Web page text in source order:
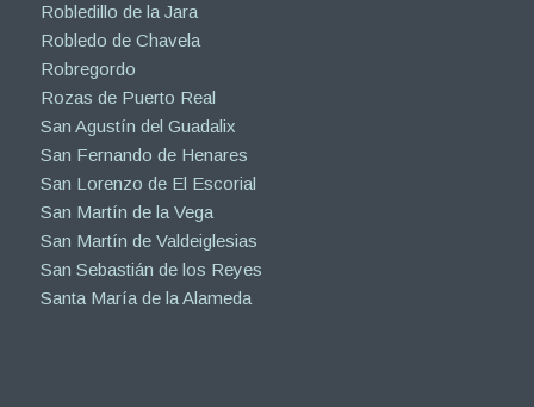
Robledillo de la Jara
Robledo de Chavela
Robregordo
Rozas de Puerto Real
San Agustín del Guadalix
San Fernando de Henares
San Lorenzo de El Escorial
San Martín de la Vega
San Martín de Valdeiglesias
San Sebastián de los Reyes
Santa María de la Alameda